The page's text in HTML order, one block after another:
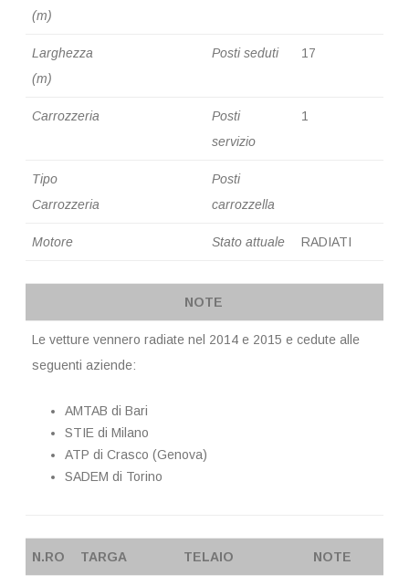
(m)
Larghezza
(m)
Posti seduti 17
Carrozzeria
Posti
servizio
1
Tipo
Carrozzeria
Posti
carrozzella
Motore Stato attuale RADIATI
NOTE
Le vetture vennero radiate nel 2014 e 2015 e cedute alle
seguenti aziende:
AMTAB di Bari
STIE di Milano
ATP di Crasco (Genova)
SADEM di Torino
N.RO TARGA TELAIO NOTE